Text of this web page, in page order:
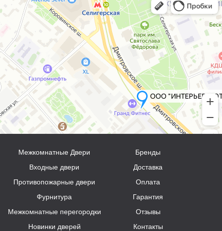
Межкомнатные Двери
Входные двери
Противопожарные двери
Фурнитура
Межкомнатные перегородки
Новинки дверей
Бренды
Доставка
Оплата
Гарантия
Отзывы
Контакты